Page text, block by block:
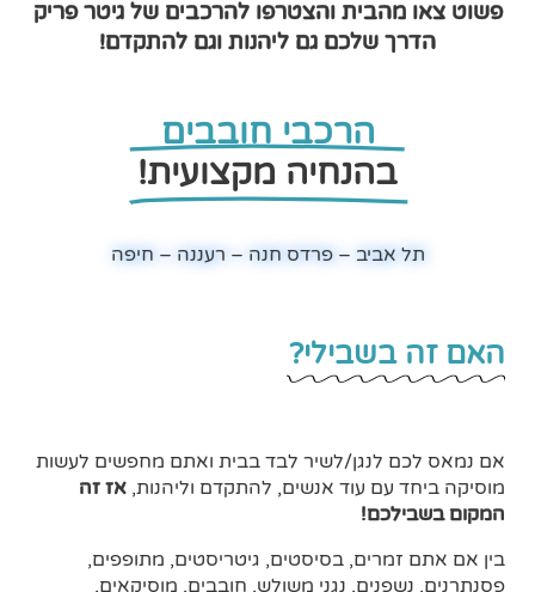
פשוט צאו מהבית והצטרפו להרכבים של גיטר פריק
הדרך שלכם גם ליהנות וגם להתקדם!
הרכבי חובבים
בהנחיה מקצועית!
תל אביב – פרדס חנה – רעננה – חיפה
האם זה בשבילי?
אם נמאס לכם לנגן/לשיר לבד בבית ואתם מחפשים לעשות
מוסיקה ביחד עם עוד אנשים, להתקדם וליהנות, אז זה
המקום בשבילכם!
בין אם אתם זמרים, בסיסטים, גיטריסטים, מתופפים,
פסנתרנים, נשפנים, נגני משולש, חובבים, מוסיקאים,